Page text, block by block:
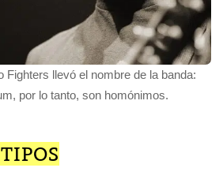
Fighters llevó el nombre de la banda:
por lo tanto, son homónimos.